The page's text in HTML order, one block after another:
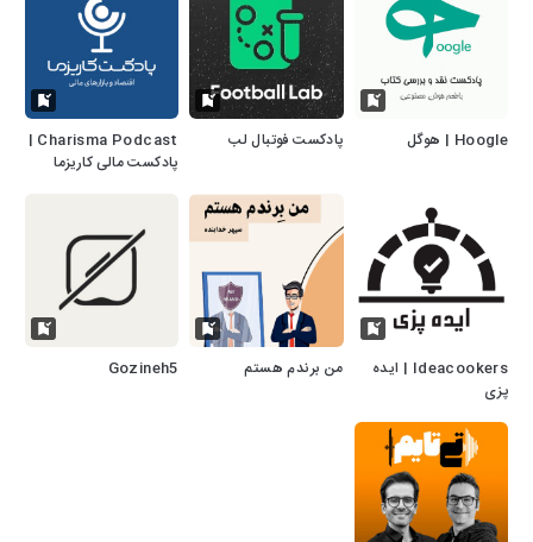
Hoogle | هوگل پادکست فوتبال لب
Charisma Podcast |
پادکست مالی کاریزما
Ideacookers | ایده
پزی
من برندم هستم Gozineh5